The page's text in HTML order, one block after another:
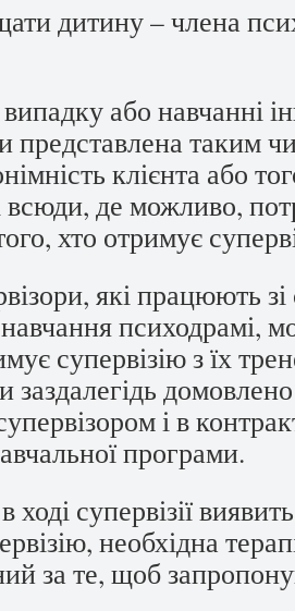
дитину – члена
або навчанні
представлена таким
клієнта або
всюди, де можливо,
хто отримує
які працюють
психодрамі,
супервізію з їх
заздалегідь
і в
програми.
супервізії
необхідна
за те, щоб